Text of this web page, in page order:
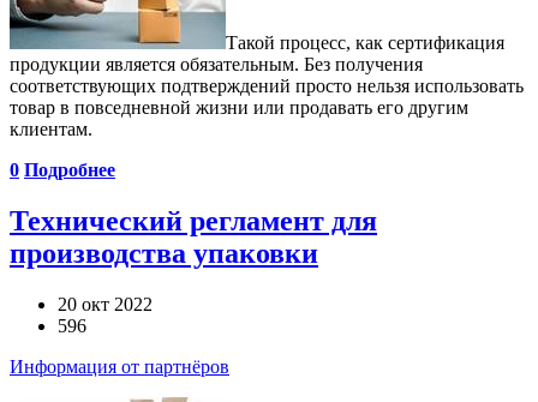
Такой процесс, как сертификация
продукции является обязательным. Без получения
соответствующих подтверждений просто нельзя использовать
товар в повседневной жизни или продавать его другим
клиентам.
0 Подробнее
Технический регламент для
производства упаковки
20 окт 2022
596
Информация от партнёров